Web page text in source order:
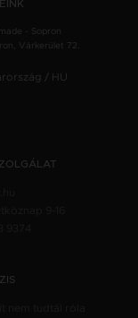
- Sopron
Várkerület 72.
/ HU